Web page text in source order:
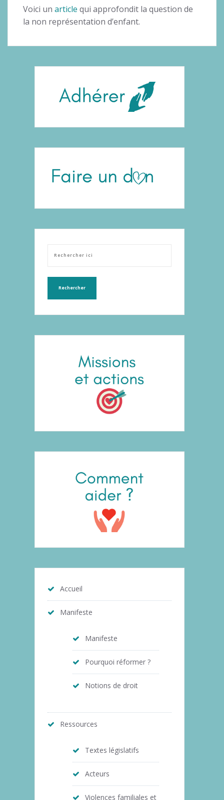
Voici un article qui approfondit la question de
la non représentation d’enfant.
Accueil
Manifeste
Manifeste
Pourquoi réformer ?
Notions de droit
Ressources
Textes législatifs
Acteurs
Violences familiales et